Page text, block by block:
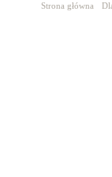
Strona główna